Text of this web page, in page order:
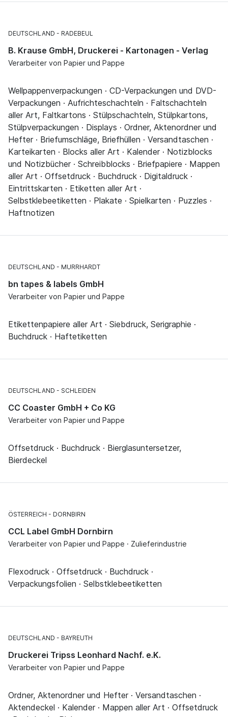
DEUTSCHLAND RADEBEUL
B. Krause GmbH, Druckerei - Kartonagen - Verlag
Verarbeiter von Papier und Pappe
Wellpappenverpackungen · CD-Verpackungen und DVD-
Verpackungen · Aufrichteschachteln · Faltschachteln
aller Art, Faltkartons · Stülpschachteln, Stülpkartons,
Stülpverpackungen · Displays · Ordner, Aktenordner und
Hefter · Briefumschläge, Briefhüllen · Versandtaschen ·
Karteikarten · Blocks aller Art · Kalender · Notizblocks
und Notizbücher · Schreibblocks · Briefpapiere · Mappen
aller Art · Offsetdruck · Buchdruck · Digitaldruck ·
Eintrittskarten · Etiketten aller Art ·
Selbstklebeetiketten · Plakate · Spielkarten · Puzzles ·
Haftnotizen
DEUTSCHLAND MURRHARDT
bn tapes & labels GmbH
Verarbeiter von Papier und Pappe
Etikettenpapiere aller Art · Siebdruck, Serigraphie ·
Buchdruck · Haftetiketten
DEUTSCHLAND SCHLEIDEN
CC Coaster GmbH + Co KG
Verarbeiter von Papier und Pappe
Offsetdruck · Buchdruck · Bierglasuntersetzer,
Bierdeckel
ÖSTERREICH DORNBIRN
CCL Label GmbH Dornbirn
Verarbeiter von Papier und Pappe · Zulieferindustrie
Flexodruck · Offsetdruck · Buchdruck ·
Verpackungsfolien · Selbstklebeetiketten
DEUTSCHLAND BAYREUTH
Druckerei Tripss Leonhard Nachf. e.K.
Verarbeiter von Papier und Pappe
Ordner, Aktenordner und Hefter · Versandtaschen ·
Aktendeckel · Kalender · Mappen aller Art · Offsetdruck